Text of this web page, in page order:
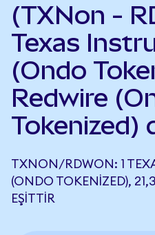
(TXNon -
Texas
(Ondo
Redwire
Tokenized)
TXNON/RDWON: 1
(ONDO TOKENIZED),
EŞITTIR